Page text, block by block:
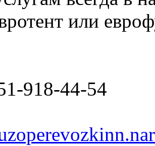
или
918-44-54